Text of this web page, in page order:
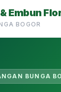
Embun
BOGOR
BUNGA